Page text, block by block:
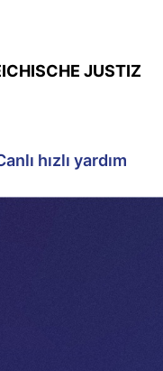
JUSTIZ
hızlı yardım